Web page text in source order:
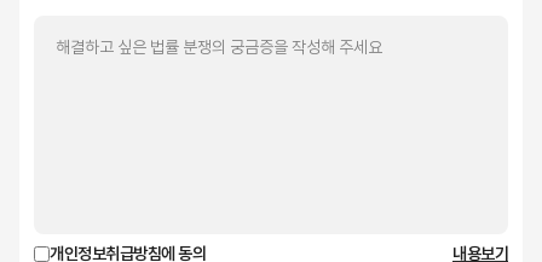
개인정보취급방침에 동의 내용보기